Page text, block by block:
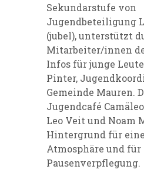
Sekundarstufe von
Jugendbeteiligung
(jubel), unterstützt
Mitarbeiter/innen
Infos für junge
Pinter,
Gemeinde Mauren.
Jugendcafé
Leo Veit und Noam
Hintergrund für
Atmosphäre und für
Pausenverpflegung.